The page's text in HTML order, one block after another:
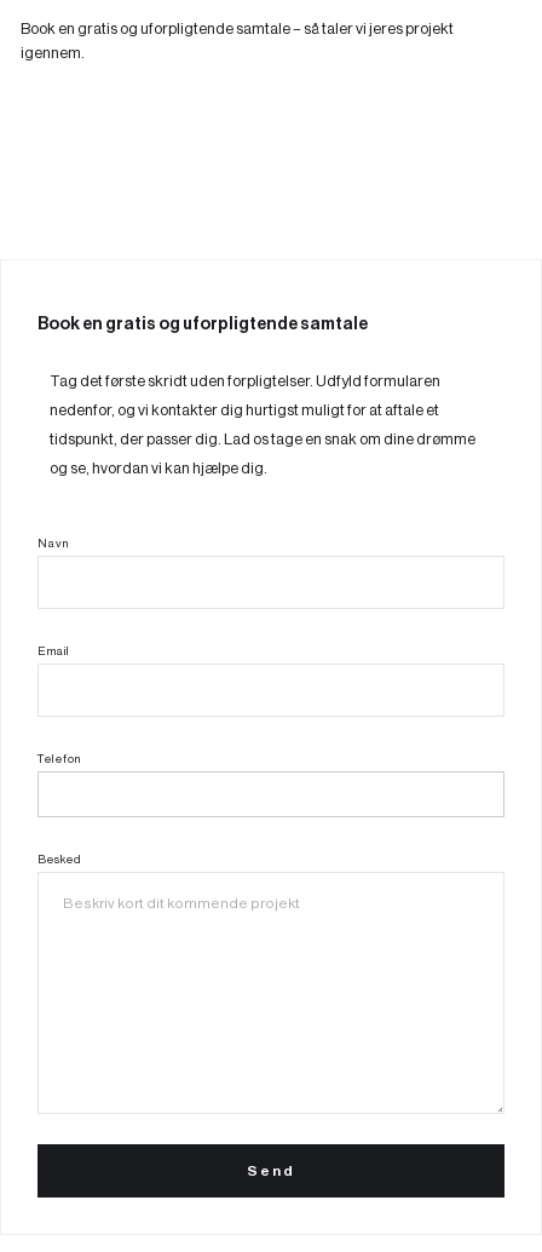
Book en gratis og uforpligtende samtale – så taler vi jeres projekt
igennem.
Book en gratis og uforpligtende samtale
Tag det første skridt uden forpligtelser. Udfyld formularen
nedenfor, og vi kontakter dig hurtigst muligt for at aftale et
tidspunkt, der passer dig. Lad os tage en snak om dine drømme
og se, hvordan vi kan hjælpe dig.
Navn
Email
Telefon
Besked